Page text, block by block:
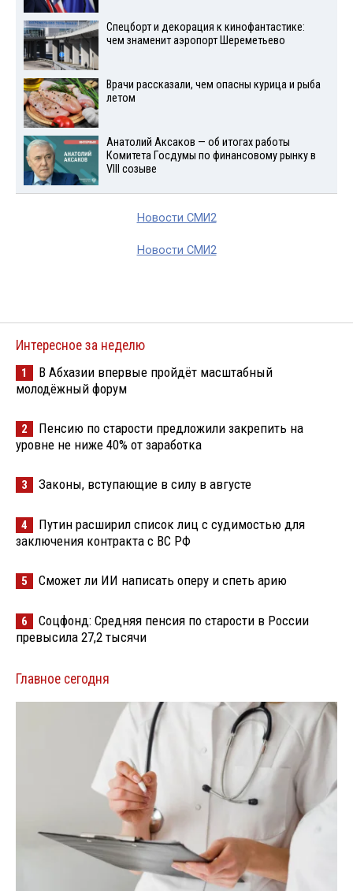
Спецборт и декорация к кинофантастике:
чем знаменит аэропорт Шереметьево
Врачи рассказали, чем опасны курица и рыба
летом
Анатолий Аксаков — об итогах работы
Комитета Госдумы по финансовому рынку в
VIII созыве
Новости СМИ2
Новости СМИ2
Интересное за неделю
1
В Абхазии впервые пройдёт масштабный
молодёжный форум
2
Пенсию по старости предложили закрепить на
уровне не ниже 40% от заработка
3 Законы, вступающие в силу в августе
4
Путин расширил список лиц с судимостью для
заключения контракта с ВС РФ
5 Сможет ли ИИ написать оперу и спеть арию
6
Соцфонд: Средняя пенсия по старости в России
превысила 27,2 тысячи
Главное сегодня